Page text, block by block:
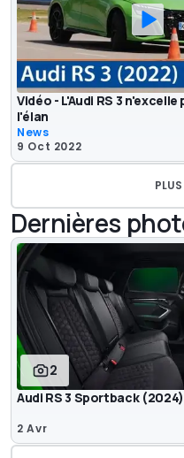
Vidéo - L'Audi RS 3
l'élan
News
9 Oct 2022
Dernières
2
Audi RS 3 Sportback (2024)
2 Avr